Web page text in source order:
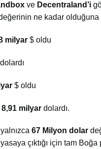
ve Decentraland’i
ne kadar olduğuna
milyar $ oldu
dolardı
$ oldu
8,91 milyar dolardı.
67 Milyon dolar
çıktığı için tam